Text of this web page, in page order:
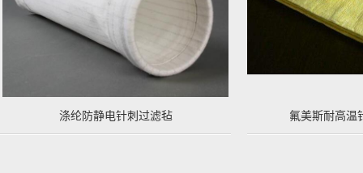
涤纶防静电针刺过滤毡 氟美斯耐高温